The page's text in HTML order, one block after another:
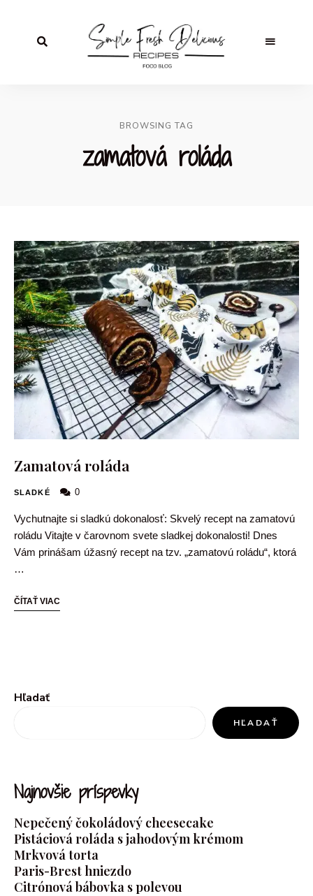
BROWSING TAG
zamatová roláda
Zamatová roláda
SLADKÉ 0
Vychutnajte si sladkú dokonalosť: Skvelý recept na zamatovú
roládu Vitajte v čarovnom svete sladkej dokonalosti! Dnes
Vám prinášam úžasný recept na tzv. „zamatovú roládu“, ktorá
…
ČÍTAŤ VIAC
Hľadať
HĽADAŤ
Najnovšie príspevky
Nepečený čokoládový cheesecake
Pistáciová roláda s jahodovým krémom
Mrkvová torta
Paris-Brest hniezdo
Citrónová bábovka s polevou